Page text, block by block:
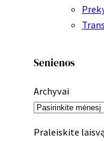
Senienos
Archyvai
Praleiskite